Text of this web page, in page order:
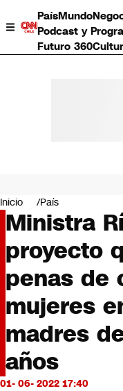
PaísMundo
Podcast y
Futuro 360
Negocios
Deportes
Programas completos
Cultura
Servicios
Bits
CNN tiempo
Futuro 360
Opinión
Inicio País
Ministra
proyecto
penas de
mujeres
madres
años
01- 06- 2022 17:40